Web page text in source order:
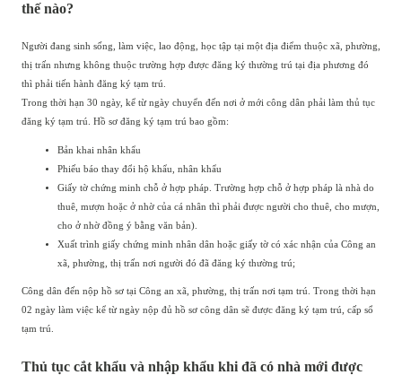
thế nào?
Người đang sinh sống, làm việc, lao động, học tập tại một địa điểm thuộc xã, phường,
thị trấn nhưng không thuộc trường hợp được đăng ký thường trú tại địa phương đó
thì phải tiến hành đăng ký tạm trú.
Trong thời hạn 30 ngày, kể từ ngày chuyển đến nơi ở mới công dân phải làm thủ tục
đăng ký tạm trú. Hồ sơ đăng ký tạm trú bao gồm:
Bản khai nhân khẩu
Phiếu báo thay đổi hộ khẩu, nhân khẩu
Giấy tờ chứng minh chỗ ở hợp pháp. Trường hợp chỗ ở hợp pháp là nhà do
thuê, mượn hoặc ở nhờ của cá nhân thì phải được người cho thuê, cho mượn,
cho ở nhờ đồng ý bằng văn bản).
Xuất trình giấy chứng minh nhân dân hoặc giấy tờ có xác nhận của Công an
xã, phường, thị trấn nơi người đó đã đăng ký thường trú;
Công dân đến nộp hồ sơ tại Công an xã, phường, thị trấn nơi tạm trú. Trong thời hạn
02 ngày làm việc kể từ ngày nộp đủ hồ sơ công dân sẽ được đăng ký tạm trú, cấp sổ
tạm trú.
Thủ tục cắt khẩu và nhập khẩu khi đã có nhà mới được